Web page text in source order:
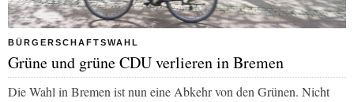
BÜRGERSCHAFTSWAHL
Grüne und grüne CDU verlieren in Bremen
Die Wahl in Bremen ist nun eine Abkehr von den Grünen. Nicht